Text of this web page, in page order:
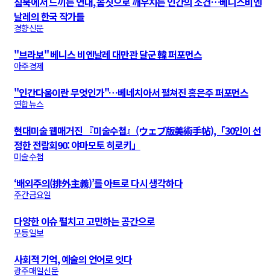
날레의 한국 작가들
경향신문
"브라보" 베니스 비엔날레 대만관 달군 韓 퍼포먼스
아주경제
"인간다움이란 무엇인가"…베네치아서 펼쳐진 홍은주 퍼포먼스
연합뉴스
현대미술 웹매거진 『미술수첩』(ウェブ版美術手帖),「30인이 선
정한 전람회90: 야마모토 히로키」
미술수첩
‘배외주의(排外主義)’를 아트로 다시 생각하다
주간금요일
다양한 이슈 펼치고 고민하는 공간으로
무등일보
사회적 기억, 예술의 언어로 잇다
광주매일신문